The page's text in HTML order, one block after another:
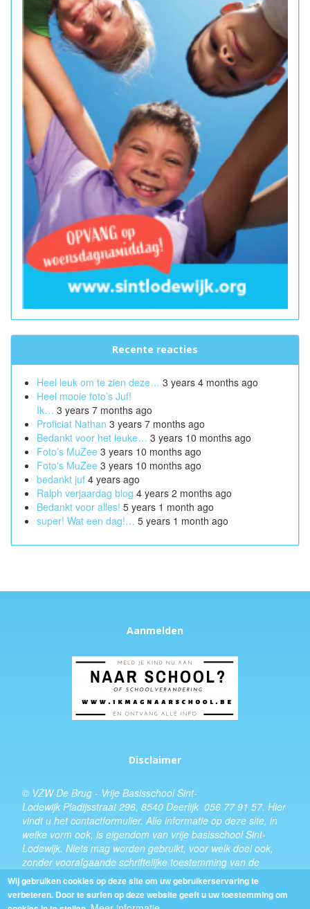
Recente reacties
Heel leuk om te zien deze… 3 years 4 months ago
Heel mooie foto’s Juf!
Ik… 3 years 7 months ago
Proficiat Nathan 3 years 7 months ago
Bedankt voor het leuke… 3 years 10 months ago
Foto’s MuZee 3 years 10 months ago
Foto's MuZee 3 years 10 months ago
bedankt juf 4 years ago
Ralph verjaardag blog 4 years 2 months ago
Bedankt voor alles! 5 years 1 month ago
super! Wat een dag!… 5 years 1 month ago
Aanmelden
Disclaimer
© VZW De Brug - Vrije Basisschool Sint-
Lodewijk Pladijsstraat 296, 8540 Deerlijk 056 77 91 57. Hier
vindt u hetcontactformulier. Alle informatie op deze site, in
welke vorm ook, is eigendom van vrije basisschool Sint-
Lodewijk. Niets mag worden gebruikt, voor welk doel ook,
zonder voorafgaande schriftelijke toestemming van de
schooldirecteur.
Design:Kevin Van Eenoo
Wij gebruiken cookies op deze site om uw gebruikerservaring te
verbeteren. Door te surfen op deze website geeft u uw toestemming om